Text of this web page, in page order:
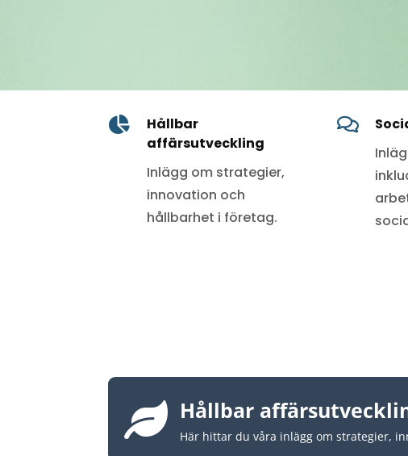

Hållbar
affärsutveckling
Inlägg om strategier,
innovation och
hållbarhet i företag.

 Hållbar
Här hittar du våra inlägg om strategier,